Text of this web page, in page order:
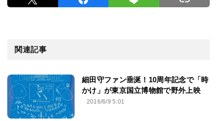
関連記事
細田守ファン垂涎！10周年記念で「時
かけ」が東京国立博物館で野外上映
2016/6/9 5:01